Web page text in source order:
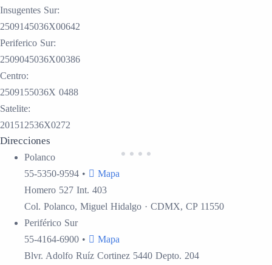
Insugentes Sur:
2509145036X00642
Periferico Sur:
2509045036X00386
Centro:
2509155036X 0488
Satelite:
201512536X0272
Direcciones
Polanco
55-5350-9594 •
Mapa
Homero 527 Int. 403
Col. Polanco, Miguel Hidalgo · CDMX, CP 11550
Periférico Sur
55-4164-6900 •
Mapa
Blvr. Adolfo Ruíz Cortinez 5440 Depto. 204